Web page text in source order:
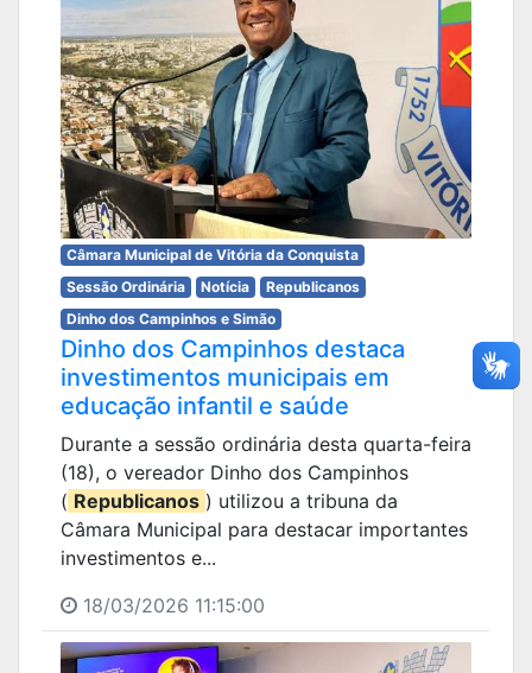
Câmara Municipal de Vitória da Conquista
Sessão Ordinária
Notícia
Republicanos
Dinho dos Campinhos e Simão
Dinho dos Campinhos destaca
investimentos municipais em
educação infantil e saúde
Durante a sessão ordinária desta quarta-feira
(18), o vereador Dinho dos Campinhos
( Republicanos ) utilizou a tribuna da
Câmara Municipal para destacar importantes
investimentos e...
18/03/2026 11:15:00